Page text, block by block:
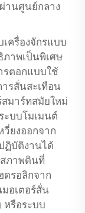
านศูนย์กลาง
ครื่องจักรแบบ
าพเป็นพิเศษ
รตอกแบบใช้
รสั่นสะเทือน
มาร์ทสมัยใหม่
บบโมเมนต์
ยงออกจาก
ฏิบัติงานได้
ภาพดินที่
ดรอลิกจาก
มอเตอร์สั่น
หรือระบบ